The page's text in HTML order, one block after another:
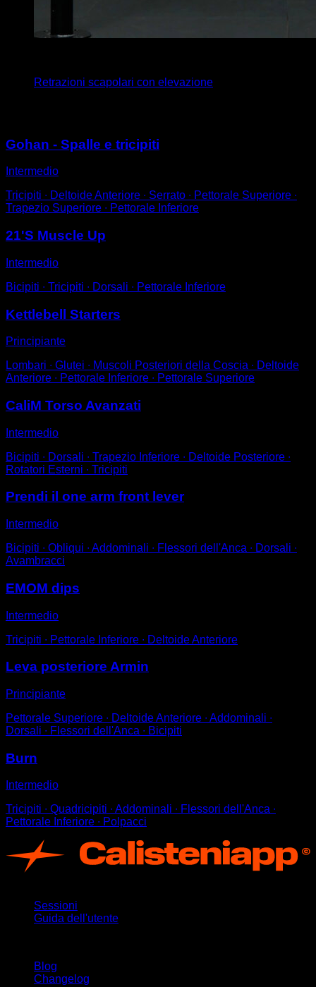
Retrazioni scapolari con elevazione
Gohan - Spalle e tricipiti
Intermedio
Tricipiti ∙ Deltoide Anteriore ∙ Serrato ∙ Pettorale Superiore ∙
Trapezio Superiore ∙ Pettorale Inferiore
21'S Muscle Up
Intermedio
Bicipiti ∙ Tricipiti ∙ Dorsali ∙ Pettorale Inferiore
Kettlebell Starters
Principiante
Lombari ∙ Glutei ∙ Muscoli Posteriori della Coscia ∙ Deltoide
Anteriore ∙ Pettorale Inferiore ∙ Pettorale Superiore
CaliM Torso Avanzati
Intermedio
Bicipiti ∙ Dorsali ∙ Trapezio Inferiore ∙ Deltoide Posteriore ∙
Rotatori Esterni ∙ Tricipiti
Prendi il one arm front lever
Intermedio
Bicipiti ∙ Obliqui ∙ Addominali ∙ Flessori dell'Anca ∙ Dorsali ∙
Avambracci
EMOM dips
Intermedio
Tricipiti ∙ Pettorale Inferiore ∙ Deltoide Anteriore
Leva posteriore Armin
Principiante
Pettorale Superiore ∙ Deltoide Anteriore ∙ Addominali ∙
Dorsali ∙ Flessori dell'Anca ∙ Bicipiti
Burn
Intermedio
Tricipiti ∙ Quadricipiti ∙ Addominali ∙ Flessori dell'Anca ∙
Pettorale Inferiore ∙ Polpacci
Sessioni
Guida dell'utente
Blog
Changelog